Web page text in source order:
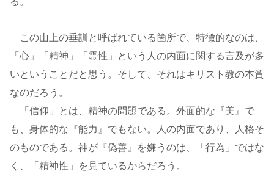
この山上の垂訓と呼ばれている箇所で、特徴的なのは、
「心」「精神」「霊性」という人の内面に関する言及が多
いということだと思う。そして、それはキリスト教の本質
なのだろう。
「信仰」とは、精神の問題である。外面的な『美』で
も、身体的な『能力』でもない。人の内面であり、人格そ
のものである。神が『偽善』を嫌うのは、「行為」ではな
く、「精神性」を見ているからだろう。